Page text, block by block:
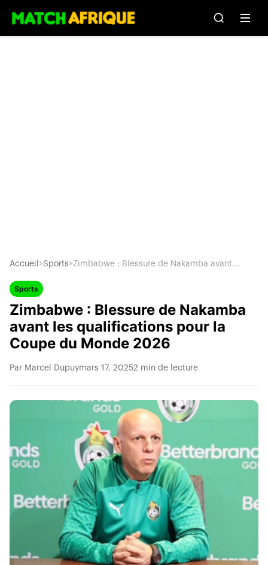
Accueil >Sports>Zimbabwe : Blessure de Nakamba avant...
Sports
Zimbabwe : Blessure de Nakamba
avant les qualifications pour la
Coupe du Monde 2026
Par Marcel Dupuymars 17, 20252 min de lecture